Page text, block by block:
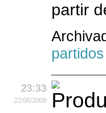
partir
23:33
22/06/2009